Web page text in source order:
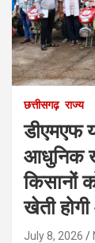
छत्तीसगढ़ राज्य
डीएमएफ
आधुनिक
किसानों
खेती
July 8, 2026